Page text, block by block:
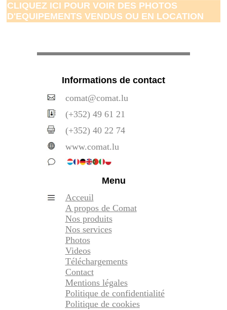
CLIQUEZ ICI POUR VOIR DES PHOTOS
D'EQUIPEMENTS VENDUS OU EN LOCATION
Informations de contact
comat@comat.lu
(+352) 49 61 21
(+352) 40 22 74
www.comat.lu
Menu
Acceuil
A propos de Comat
Nos produits
Nos services
Photos
Videos
Téléchargements
Contact
Mentions légales
Politique de confidentialité
Politique de cookies